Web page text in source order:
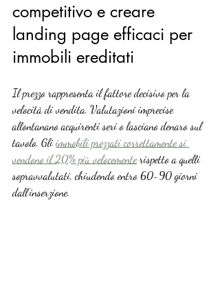
competitivo e creare
landing page efficaci per
immobili ereditati
Il prezzo rappresenta il fattore decisivo per la
velocità di vendita. Valutazioni imprecise
allontanano acquirenti seri o lasciano denaro sul
tavolo. Gli immobili prezzati correttamente si
vendono il 20% più velocemente rispetto a quelli
sopravvalutati, chiudendo entro 60-90 giorni
dall’inserzione.